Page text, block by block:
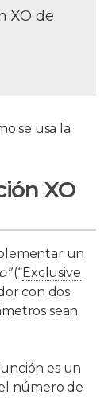
XO de
se usa la
XO
un
(“Exclusive
con dos
sean
es un
número de